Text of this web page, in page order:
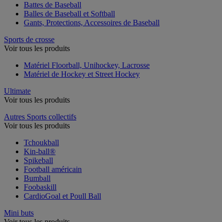
Battes de Baseball
Balles de Baseball et Softball
Gants, Protections, Accessoires de Baseball
Sports de crosse
Voir tous les produits
Matériel Floorball, Unihockey, Lacrosse
Matériel de Hockey et Street Hockey
Ultimate
Voir tous les produits
Autres Sports collectifs
Voir tous les produits
Tchoukball
Kin-ball®
Spikeball
Football américain
Bumball
Foobaskill
CardioGoal et Poull Ball
Mini buts